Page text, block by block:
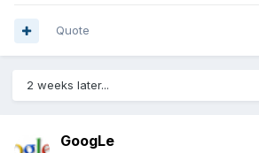
Quote
2 weeks later...
GoogLe